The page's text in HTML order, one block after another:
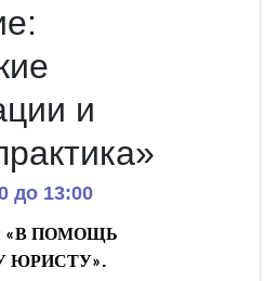
и
до 13:00
«В ПОМОЩЬ
ЮРИСТУ».